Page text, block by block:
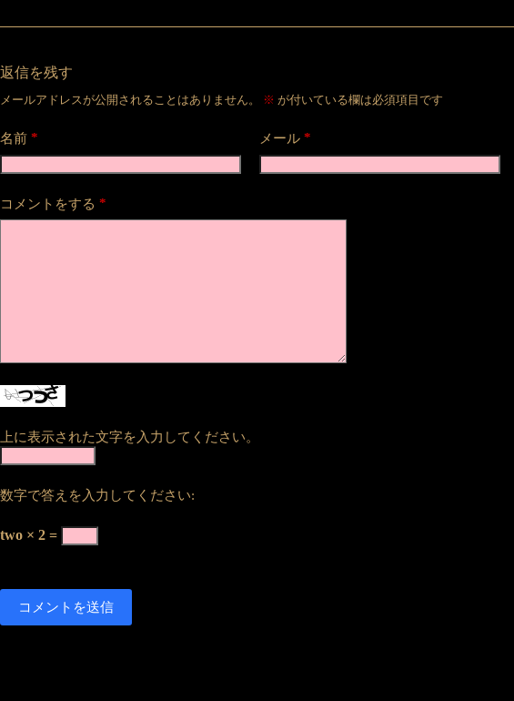
返信を残す
メールアドレスが公開されることはありません。 ※ が付いている欄は必須項目です
名前 * メール *
コメントをする *
上に表示された文字を入力してください。
数字で答えを入力してください:
two × 2 =
コメントを送信